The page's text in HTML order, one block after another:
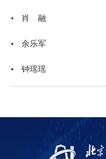
肖 融
余乐军
钟瑶瑶